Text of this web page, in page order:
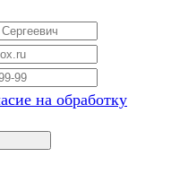
на обработку